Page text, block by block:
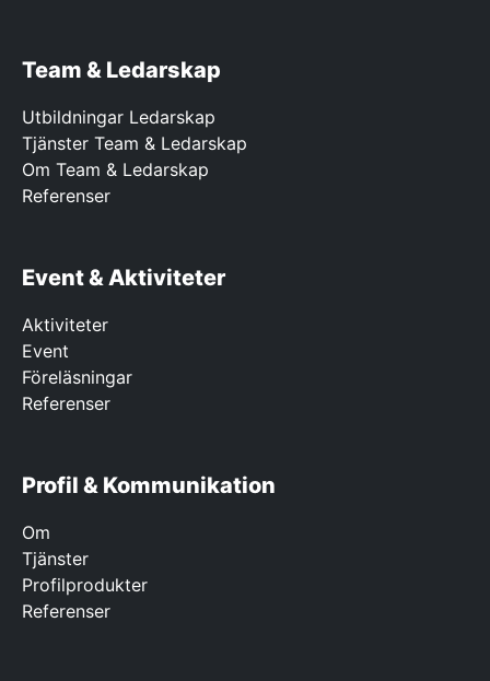
Team & Ledarskap
Utbildningar Ledarskap
Tjänster Team & Ledarskap
Om Team & Ledarskap
Referenser
Event & Aktiviteter
Aktiviteter
Event
Föreläsningar
Referenser
Profil & Kommunikation
Om
Tjänster
Profilprodukter
Referenser